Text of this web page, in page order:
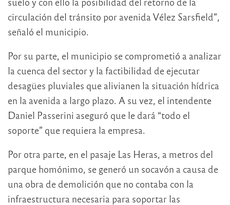
circulación del tránsito por avenida Vélez Sarsfield”,
señaló el municipio.
Por su parte, el municipio se comprometió a analizar
la cuenca del sector y la factibilidad de ejecutar
desagües pluviales que alivianen la situación hídrica
en la avenida a largo plazo. A su vez, el intendente
Daniel Passerini aseguró que le dará “todo el
soporte” que requiera la empresa.
Por otra parte, en el pasaje Las Heras, a metros del
parque homónimo, se generó un socavón a causa de
una obra de demolición que no contaba con la
infraestructura necesaria para soportar las